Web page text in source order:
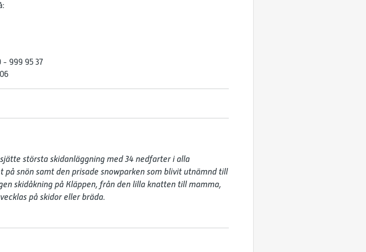
- 999 95 37
största skidanläggning med 34 nedfarter i alla
snön samt den prisade snowparken som blivit utnämnd till
skidåkning på Kläppen, från den lilla knatten till mamma,
på skidor eller bräda.